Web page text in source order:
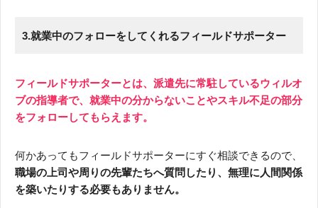
3.就業中のフォローをしてくれるフィールドサポーター
フィールドサポーターとは、派遣先に常駐しているウィルオ
ブの指導者で、就業中の分からないことやスキル不足の部分
をフォローしてもらえます。
何かあってもフィールドサポーターにすぐ相談できるので、
職場の上司や周りの先輩たちへ質問したり、無理に人間関係
を築いたりする必要もありません。